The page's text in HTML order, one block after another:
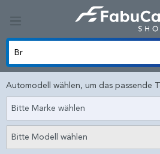
Automodell wählen, um das passende
Bitte Marke wählen
Bitte Modell wählen